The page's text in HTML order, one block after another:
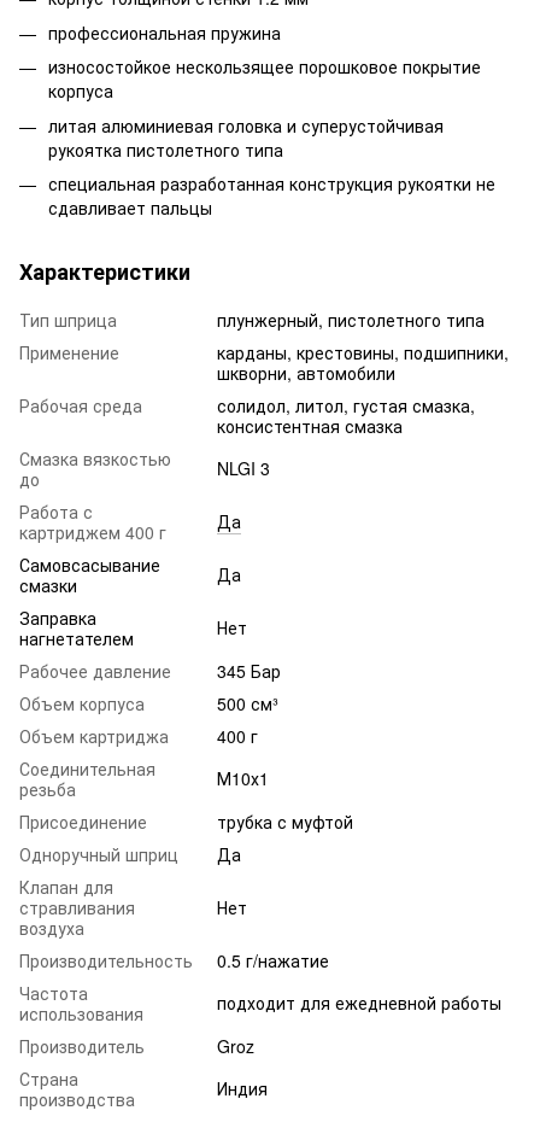
профессиональная пружина
износостойкое нескользящее порошковое покрытие
корпуса
литая алюминиевая головка и суперустойчивая
рукоятка пистолетного типа
специальная разработанная конструкция рукоятки не
сдавливает пальцы
Характеристики
Тип шприца
плунжерный, пистолетного типа
Применение
карданы, крестовины, подшипники,
шкворни, автомобили
Рабочая среда
солидол, литол, густая смазка,
консистентная смазка
Смазка вязкостью
до
NLGI 3
Работа с
картриджем 400 г
Да
Самовсасывание
смазки
Да
Заправка
нагнетателем
Нет
Рабочее давление
345 Бар
Объем корпуса
500 см³
Объем картриджа
400 г
Соединительная
резьба
М10х1
Присоединение
трубка с муфтой
Одноручный шприц
Да
Клапан для
стравливания
воздуха
Нет
Производительность
0.5 г/нажатие
Частота
использования
подходит для ежедневной работы
Производитель
Groz
Страна
производства
Индия